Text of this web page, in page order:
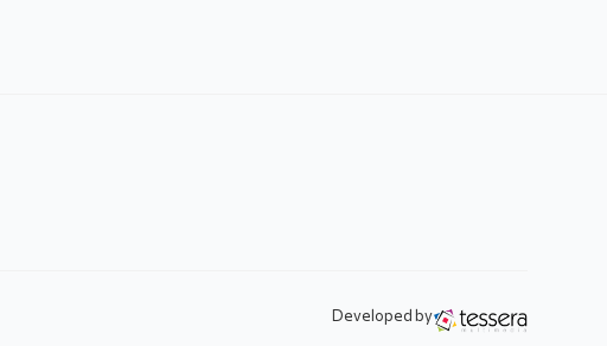
Developed by